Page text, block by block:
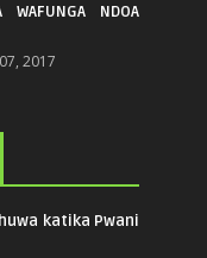
WAFUNGA NDOA
2017
katika Pwani